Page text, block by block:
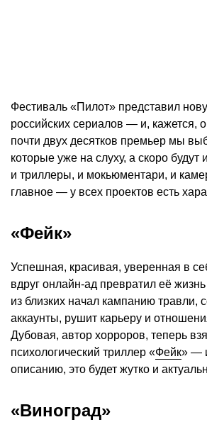
Фестиваль «Пилот» представил
российских сериалов — и, кажется,
почти двух десятков премьер мы
которые уже на слуху, а скоро будут
и триллеры, и мокьюментари, и
главное — у всех проектов есть
«Фейк»
Успешная, красивая, уверенная в
вдруг онлайн-ад превратил её
из близких начал кампанию травли,
аккаунты, рушит карьеру и
Дубовая, автор хорроров, теперь
психологический триллер «Фейк» —
описанию, это будет жутко и
«Виноград»